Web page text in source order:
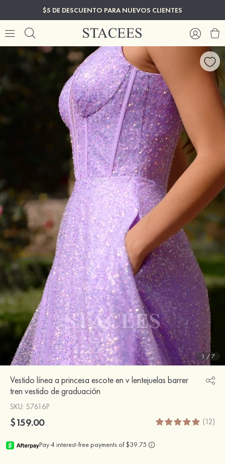
$5 DE DESCUENTO PARA NUEVOS CLIENTES
1/7
Vestido línea a princesa escote en v lentejuelas barrer
tren vestido de graduación
SKU: S7616P
$159.00 (12)